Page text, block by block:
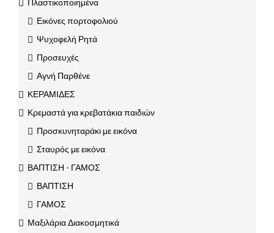
Πλαστικοποιημένα
Εικόνες πορτοφολιού
Ψυχοφελή Ρητά
Προσευχές
Αγνή Παρθένε
ΚΕΡΑΜΙΔΕΣ
Κρεμαστά για κρεβατάκια παιδιών
Προσκυνηταράκι με εικόνα
Σταυρός με εικόνα
ΒΑΠΤΙΣΗ - ΓΑΜΟΣ
ΒΑΠΤΙΣΗ
ΓΑΜΟΣ
Μαξιλάρια Διακοσμητικά